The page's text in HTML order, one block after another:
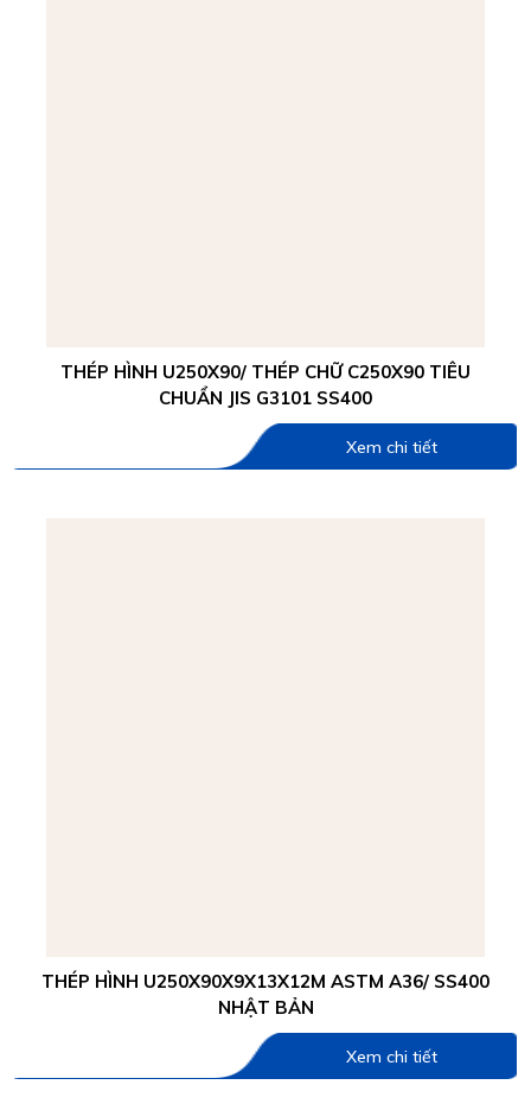
THÉP HÌNH U250X90/ THÉP CHỮ C250X90 TIÊU
CHUẨN JIS G3101 SS400
Xem chi tiết
THÉP HÌNH U250X90X9X13X12M ASTM A36/ SS400
NHẬT BẢN
Xem chi tiết